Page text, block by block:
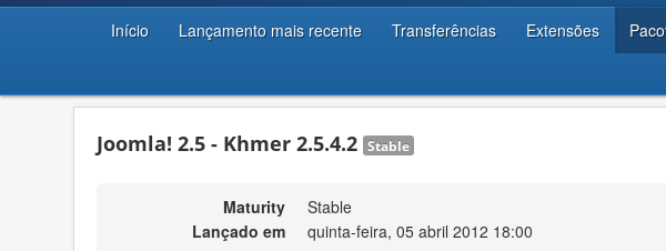
Início Lançamento mais recente Transferências Extensões
Joomla! 2.5 - Khmer 2.5.4.2 Stable
Maturity
Stable
Lançado em
quinta-feira, 05 abril 2012 18:00